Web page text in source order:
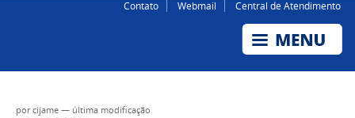
Contato Webmail Central de Atendimento
porcijame — última modificação